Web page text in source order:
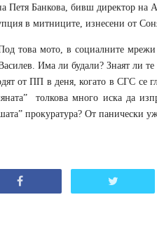
Петя Банкова, бивш директор
в митниците, изнесени от
това мото, в социалните
Има ли будали? Знаят ли
от ПП в деня, когато в СГС се
толкова много иска да
прокуратура? От панически